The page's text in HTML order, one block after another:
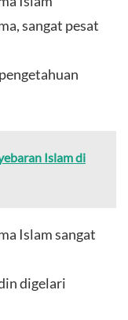
sangat pesat
Islam di
Islam sangat
digelari